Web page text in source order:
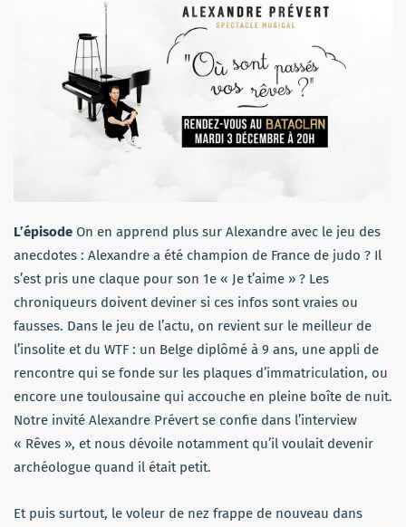
L’épisode On en apprend plus sur Alexandre avec le jeu des
anecdotes : Alexandre a été champion de France de judo ? Il
s’est pris une claque pour son 1e « Je t’aime » ? Les
chroniqueurs doivent deviner si ces infos sont vraies ou
fausses. Dans le jeu de l’actu, on revient sur le meilleur de
l’insolite et du WTF : un Belge diplômé à 9 ans, une appli de
rencontre qui se fonde sur les plaques d’immatriculation, ou
encore une toulousaine qui accouche en pleine boîte de nuit.
Notre invité Alexandre Prévert se confie dans l’interview
« Rêves », et nous dévoile notamment qu’il voulait devenir
archéologue quand il était petit.
Et puis surtout, le voleur de nez frappe de nouveau dans